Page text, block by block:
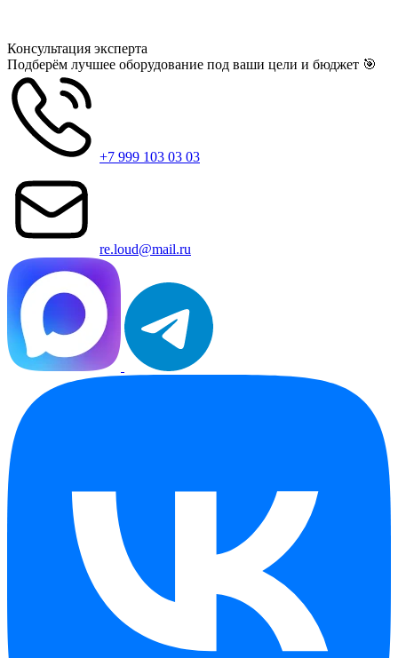
Консультация эксперта
Подберём лучшее оборудование под ваши цели и бюджет 🎯
+7 999 103 03 03
re.loud@mail.ru